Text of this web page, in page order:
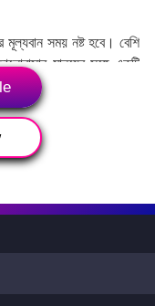
মূল্যবান সময় নষ্ট হবে। বেশি
মানুষের সঙ্গে একটি
দূরে থাকুন।
করবেন। আজকের দিনে
জীবন সুখের হবে।